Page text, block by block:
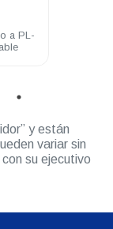
a PL-
y están
variar sin
su ejecutivo